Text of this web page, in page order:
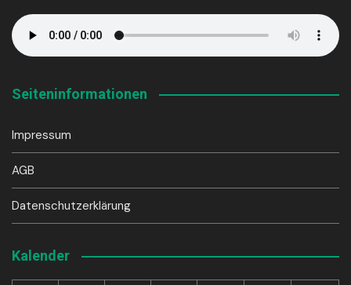
Seiteninformationen
Impressum
AGB
Datenschutzerklärung
Kalender